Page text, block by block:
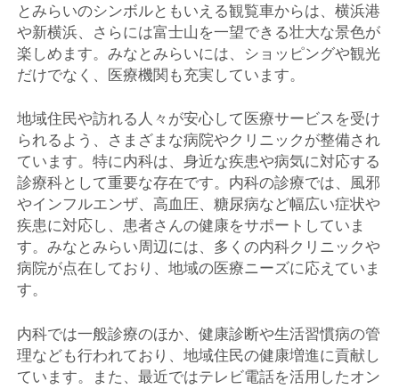
とみらいのシンボルともいえる観覧車からは、横浜港
や新横浜、さらには富士山を一望できる壮大な景色が
楽しめます。みなとみらいには、ショッピングや観光
だけでなく、医療機関も充実しています。
地域住民や訪れる人々が安心して医療サービスを受け
られるよう、さまざまな病院やクリニックが整備され
ています。特に内科は、身近な疾患や病気に対応する
診療科として重要な存在です。内科の診療では、風邪
やインフルエンザ、高血圧、糖尿病など幅広い症状や
疾患に対応し、患者さんの健康をサポートしていま
す。みなとみらい周辺には、多くの内科クリニックや
病院が点在しており、地域の医療ニーズに応えていま
す。
内科では一般診療のほか、健康診断や生活習慣病の管
理なども行われており、地域住民の健康増進に貢献し
ています。また、最近ではテレビ電話を活用したオン